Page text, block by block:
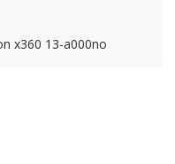
x360 13-a000no